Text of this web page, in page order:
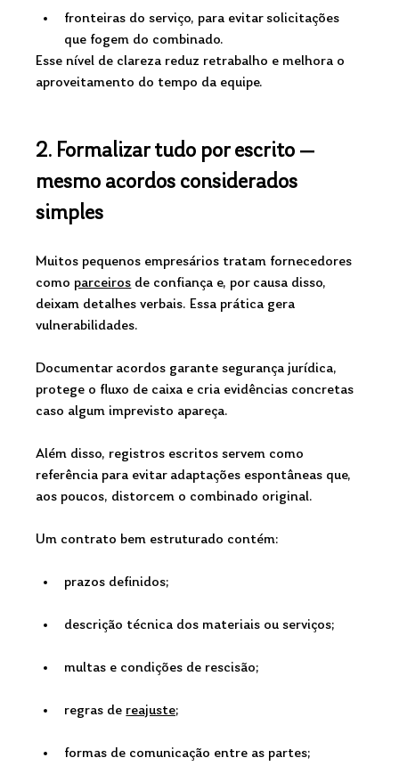
fronteiras do serviço, para evitar solicitações
que fogem do combinado.
Esse nível de clareza reduz retrabalho e melhora o
aproveitamento do tempo da equipe.
2. Formalizar tudo por escrito —
mesmo acordos considerados
simples
Muitos pequenos empresários tratam fornecedores
como parceiros de confiança e, por causa disso,
deixam detalhes verbais. Essa prática gera
vulnerabilidades.
Documentar acordos garante segurança jurídica,
protege o fluxo de caixa e cria evidências concretas
caso algum imprevisto apareça.
Além disso, registros escritos servem como
referência para evitar adaptações espontâneas que,
aos poucos, distorcem o combinado original.
Um contrato bem estruturado contém:
prazos definidos;
descrição técnica dos materiais ou serviços;
multas e condições de rescisão;
regras de reajuste;
formas de comunicação entre as partes;